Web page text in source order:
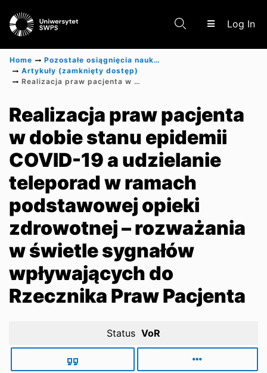
Log In
Communities & Collections
Scientific research results
Home
Pozostałe osiągnięcia naukowe
Artykuły (zamknięty dostęp)
Realizacja praw pacjenta w dobie stanu epidemii COVID-19 a udzielanie teleporad w ramach podstawowej opieki zdrowotnej – rozważania w świetle sygnałów wpływających do Rzecznika Praw Pacjenta
Realizacja praw pacjenta
w dobie stanu epidemii
COVID-19 a udzielanie
teleporad w ramach
podstawowej opieki
zdrowotnej – rozważania
w świetle sygnałów
wpływających do
Rzecznika Praw Pacjenta
Status VoR